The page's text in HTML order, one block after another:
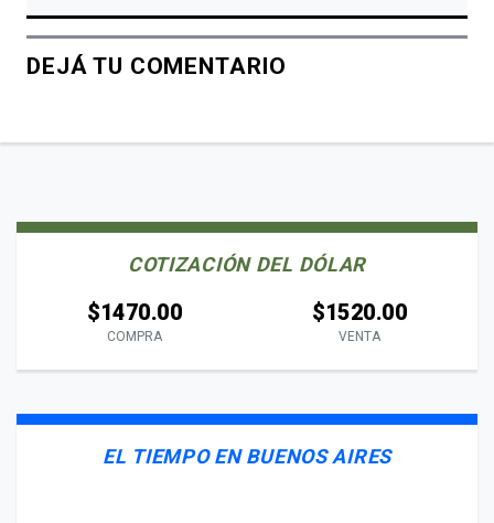
DEJÁ TU COMENTARIO
COTIZACIÓN DEL DÓLAR
$1470.00
COMPRA
$1520.00
VENTA
EL TIEMPO EN BUENOS AIRES